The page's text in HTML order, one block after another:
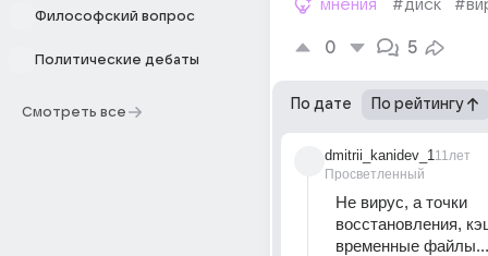
Философский вопрос
Политические дебаты
Смотреть все
мнения #диск
0 5
По дате По рейтингу
dmitrii_kanidev_1
Просветленный
11лет
Не вирус, а точки
восстановления,
временные